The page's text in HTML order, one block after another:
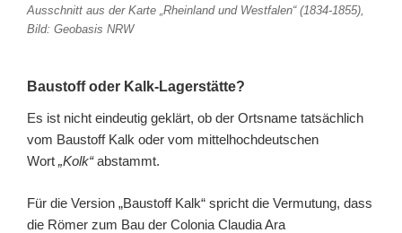
Ausschnitt aus der Karte „Rheinland und Westfalen“ (1834-1855),
Bild: Geobasis NRW
Baustoff oder Kalk-Lagerstätte?
Es ist nicht eindeutig geklärt, ob der Ortsname tatsächlich
vom Baustoff Kalk oder vom mittelhochdeutschen
Wort „Kolk“abstammt.
Für die Version „Baustoff Kalk“ spricht die Vermutung, dass
die Römer zum Bau der Colonia Claudia Ara